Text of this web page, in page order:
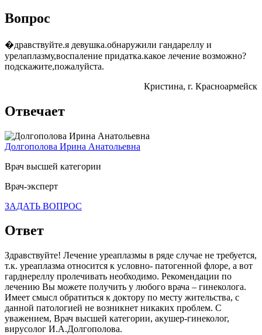
Вопрос
�дравствуйте.я девушка.обнаружили гандареллу и
урелаплазму,воспаление придатка.какое лечение возможно?
подскажите,пожалуйста.
Кристина, г. Красноармейск
Отвечает
Долгополова Ирина Анатольевна
Врач высшей категории
Врач-эксперт
ЗАДАТЬ ВОПРОС
Ответ
Здравствуйте! Лечение уреаплазмы в ряде случае не требуется,
т.к. уреаплазма относится к условно- патогенной флоре, а вот
гарднереллу пролечивать необходимо. Рекомендации по
лечению Вы можете получить у любого врача – гинеколога.
Имеет смысл обратиться к доктору по месту жительства, с
данной патологией не возникнет никаких проблем. С
уважением, Врач высшей категории, акушер-гинеколог,
вирусолог И.А.Долгополова.